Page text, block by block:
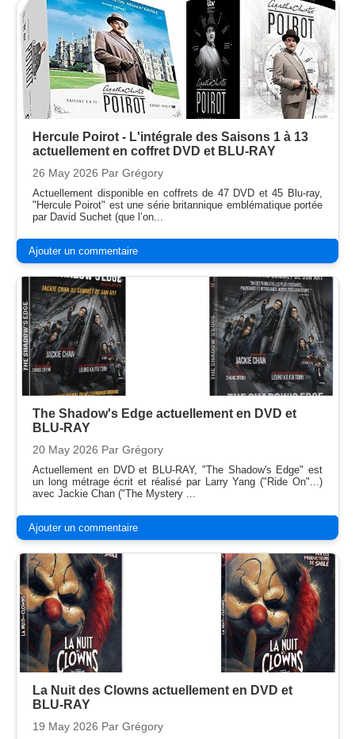
Hercule Poirot - L'intégrale des Saisons 1 à 13
actuellement en coffret DVD et BLU-RAY
26 May 2026 Par Grégory
Actuellement disponible en coffrets de 47 DVD et 45 Blu-ray,
"Hercule Poirot" est une série britannique emblématique portée
par David Suchet (que l’on...
Ajouter un commentaire
The Shadow's Edge actuellement en DVD et
BLU-RAY
20 May 2026 Par Grégory
Actuellement en DVD et BLU-RAY, "The Shadow's Edge" est
un long métrage écrit et réalisé par Larry Yang ("Ride On"...)
avec Jackie Chan ("The Mystery ...
Ajouter un commentaire
La Nuit des Clowns actuellement en DVD et
BLU-RAY
19 May 2026 Par Grégory